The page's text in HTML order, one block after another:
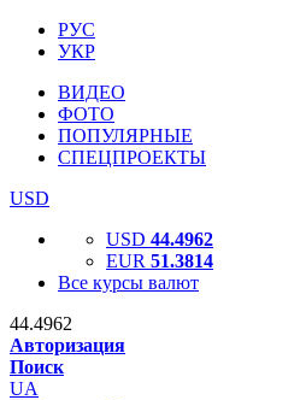
РУС
УКР
ВИДЕО
ФОТО
ПОПУЛЯРНЫЕ
СПЕЦПРОЕКТЫ
USD
USD 44.4962
EUR 51.3814
Все курсы валют
44.4962
Авторизация
Поиск
UA